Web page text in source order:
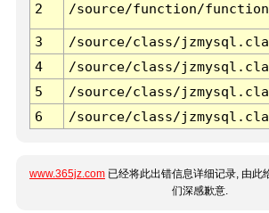
2 /source/function/
3 /source/class/
4
/source/class/
5
/source/class/
6
/source/class/
www.365jz.com 已经将此出错信息详细记录, 由此
们深感歉意.